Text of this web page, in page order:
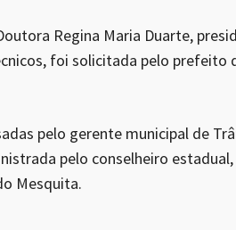
Regina Maria Duarte,
foi solicitada pelo prefeito
pelo gerente municipal de
pelo conselheiro
Mesquita.